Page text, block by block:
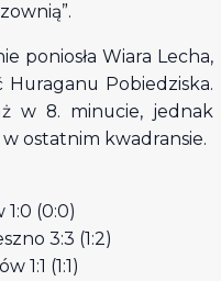
poniosła Wiara Lecha,
Huraganu Pobiedziska.
w 8. minucie, jednak
ostatnim kwadransie.
1:0 (0:0)
3:3 (1:2)
1:1 (1:1)